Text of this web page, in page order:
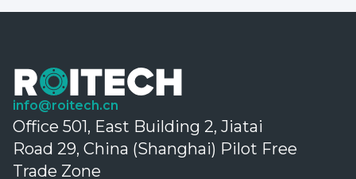
info@roitech.cn
Office 501, East Building 2, Jiatai
Road 29, China (Shanghai) Pilot Free
Trade Zone